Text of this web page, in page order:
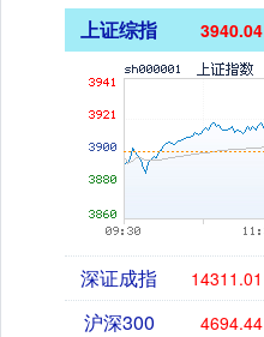
上证综指 3940.04
深证成指 14311.01
沪深300 4694.44